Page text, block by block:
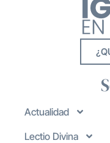
Actualidad
Lectio Divina